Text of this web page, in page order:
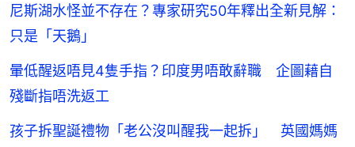
尼斯湖水怪並不存在？專家研究50年釋出全新見解：
只是「天鵝」
暈低醒返唔見4隻手指？印度男唔敢辭職 企圖藉自
殘斷指唔洗返工
孩子拆聖誕禮物「老公沒叫醒我一起拆」 英國媽媽